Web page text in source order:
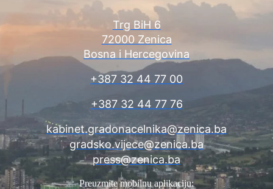
Trg BiH 6
72000 Zenica
Bosna i Hercegovina
+387 32 44 77 00
+387 32 44 77 76
kabinet.gradonacelnika@zenica.ba
gradsko.vijece@zenica.ba
press@zenica.ba
Preuzmite mobilnu aplikaciju: